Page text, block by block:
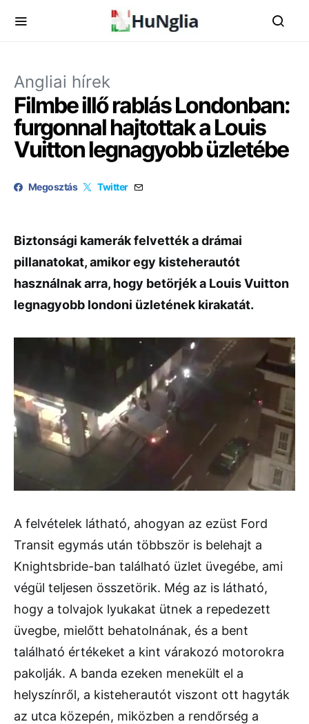
Angliai hírek
Filmbe illő rablás Londonban:
furgonnal hajtottak a Louis
Vuitton legnagyobb üzletébe
Megosztás Twitter
Biztonsági kamerák felvették a drámai
pillanatokat, amikor egy kisteherautót
használnak arra, hogy betörjék a Louis Vuitton
legnagyobb londoni üzletének kirakatát.
A felvételek látható, ahogyan az ezüst Ford
Transit egymás után többször is belehajt a
Knightsbride-ban található üzlet üvegébe, ami
végül teljesen összetörik. Még az is látható,
hogy a tolvajok lyukakat ütnek a repedezett
üvegbe, mielőtt behatolnának, és a bent
található értékeket a kint várakozó motorokra
pakolják. A banda ezeken menekült el a
helyszínről, a kisteherautót viszont ott hagyták
az utca közepén, miközben a rendőrség a